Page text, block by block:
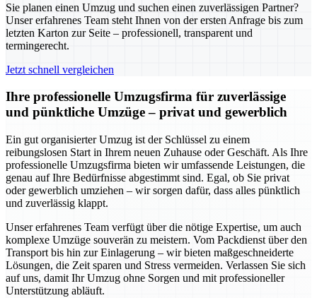
Sie planen einen Umzug und suchen einen zuverlässigen Partner?
Unser erfahrenes Team steht Ihnen von der ersten Anfrage bis zum
letzten Karton zur Seite – professionell, transparent und
termingerecht.
Jetzt schnell vergleichen
Ihre professionelle Umzugsfirma für zuverlässige
und pünktliche Umzüge – privat und gewerblich
Ein gut organisierter Umzug ist der Schlüssel zu einem
reibungslosen Start in Ihrem neuen Zuhause oder Geschäft. Als Ihre
professionelle Umzugsfirma bieten wir umfassende Leistungen, die
genau auf Ihre Bedürfnisse abgestimmt sind. Egal, ob Sie privat
oder gewerblich umziehen – wir sorgen dafür, dass alles pünktlich
und zuverlässig klappt.
Unser erfahrenes Team verfügt über die nötige Expertise, um auch
komplexe Umzüge souverän zu meistern. Vom Packdienst über den
Transport bis hin zur Einlagerung – wir bieten maßgeschneiderte
Lösungen, die Zeit sparen und Stress vermeiden. Verlassen Sie sich
auf uns, damit Ihr Umzug ohne Sorgen und mit professioneller
Unterstützung abläuft.